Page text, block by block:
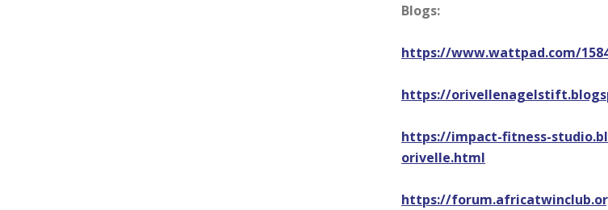
Blogs:
https://www.wattpad.com/
https://
https://impact-fitness-
orivelle.html
https://